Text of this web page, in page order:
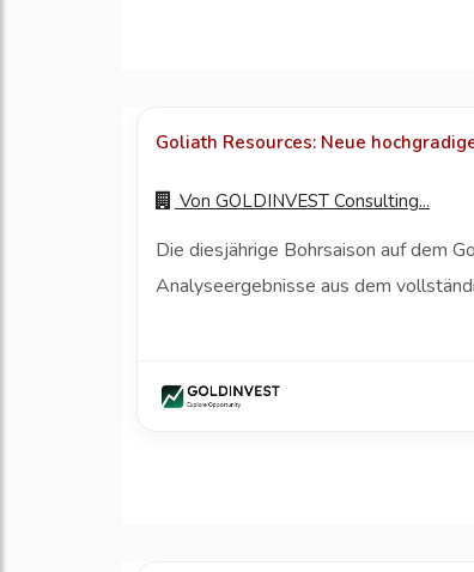
Goliath Resources: Neue
Von GOLDINVEST Consulting...
Die diesjährige Bohrsaison auf dem
Analyseergebnisse aus dem